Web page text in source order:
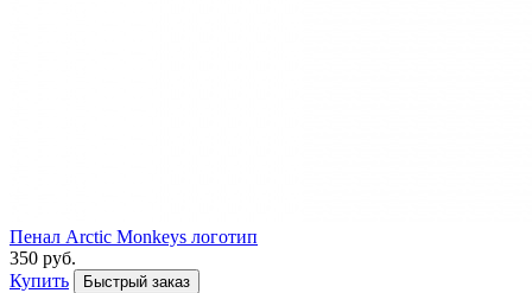
Пенал Arctic Monkeys логотип
350 руб.
Купить
Быстрый заказ